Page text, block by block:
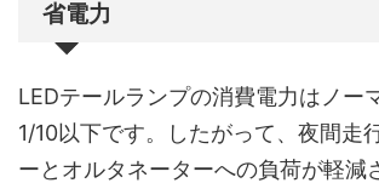
省電力
LEDテールランプの消費電力はノー
1/10以下です。したがって、夜間走
ーとオルタネーターへの負荷が軽減